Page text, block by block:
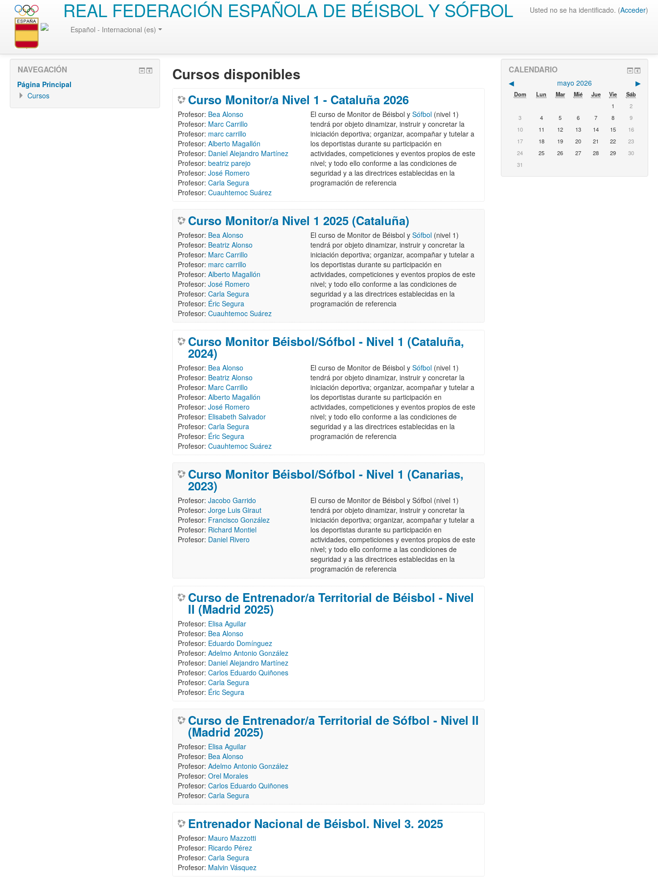
REAL FEDERACIÓN ESPAÑOLA DE BÉISBOL Y SÓFBOL Usted no se ha identificado. (Acceder)
Español - Internacional (es)
Cursos disponibles
Curso Monitor/a Nivel 1 - Cataluña 2026
El curso de Monitor de Béisbol ySófbol (nivel 1)
tendrá por objeto dinamizar, instruir y concretar la
iniciación deportiva; organizar, acompañar y tutelar a
los deportistas durante su participación en
actividades, competiciones y eventos propios de este
nivel; y todo ello conforme a las condiciones de
seguridad y a las directrices establecidas en la
programación de referencia
Profesor: Bea Alonso
Profesor: Marc Carrillo
Profesor: marc carrillo
Profesor: Alberto Magallón
Profesor: Daniel Alejandro Martínez
Profesor: beatriz parejo
Profesor: José Romero
Profesor: Carla Segura
Profesor: Cuauhtemoc Suárez
Curso Monitor/a Nivel 1 2025 (Cataluña)
El curso de Monitor de Béisbol ySófbol (nivel 1)
tendrá por objeto dinamizar, instruir y concretar la
iniciación deportiva; organizar, acompañar y tutelar a
los deportistas durante su participación en
actividades, competiciones y eventos propios de este
nivel; y todo ello conforme a las condiciones de
seguridad y a las directrices establecidas en la
programación de referencia
Profesor: Bea Alonso
Profesor: Beatriz Alonso
Profesor: Marc Carrillo
Profesor: marc carrillo
Profesor: Alberto Magallón
Profesor: José Romero
Profesor: Carla Segura
Profesor: Éric Segura
Profesor: Cuauhtemoc Suárez
Curso Monitor Béisbol/Sófbol - Nivel 1 (Cataluña,
2024)
El curso de Monitor de Béisbol ySófbol (nivel 1)
tendrá por objeto dinamizar, instruir y concretar la
iniciación deportiva; organizar, acompañar y tutelar a
los deportistas durante su participación en
actividades, competiciones y eventos propios de este
nivel; y todo ello conforme a las condiciones de
seguridad y a las directrices establecidas en la
programación de referencia
Profesor: Bea Alonso
Profesor: Beatriz Alonso
Profesor: Marc Carrillo
Profesor: Alberto Magallón
Profesor: José Romero
Profesor: Elisabeth Salvador
Profesor: Carla Segura
Profesor: Éric Segura
Profesor: Cuauhtemoc Suárez
Curso Monitor Béisbol/Sófbol - Nivel 1 (Canarias,
2023)
El curso de Monitor de Béisbol y Sófbol (nivel 1)
tendrá por objeto dinamizar, instruir y concretar la
iniciación deportiva; organizar, acompañar y tutelar a
los deportistas durante su participación en
actividades, competiciones y eventos propios de este
nivel; y todo ello conforme a las condiciones de
seguridad y a las directrices establecidas en la
programación de referencia
Profesor: Jacobo Garrido
Profesor: Jorge Luis Giraut
Profesor: Francisco González
Profesor: Richard Montiel
Profesor: Daniel Rivero
Curso de Entrenador/a Territorial de Béisbol - Nivel
II (Madrid 2025)
Profesor: Elisa Aguilar
Profesor: Bea Alonso
Profesor: Eduardo Domínguez
Profesor: Adelmo Antonio González
Profesor: Daniel Alejandro Martínez
Profesor: Carlos Eduardo Quiñones
Profesor: Carla Segura
Profesor: Éric Segura
Curso de Entrenador/a Territorial de Sófbol - Nivel II
(Madrid 2025)
Profesor: Elisa Aguilar
Profesor: Bea Alonso
Profesor: Adelmo Antonio González
Profesor: Orel Morales
Profesor: Carlos Eduardo Quiñones
Profesor: Carla Segura
Entrenador Nacional de Béisbol. Nivel 3. 2025
Profesor: Mauro Mazzotti
Profesor: Ricardo Pérez
Profesor: Carla Segura
Profesor: Malvin Vásquez
NAVEGACIÓN
Página Principal
Cursos
CALENDARIO
◀︎ mayo 2026 ▶︎
Dom Lun Mar Mié Jue Vie
Sáb
1
2
3
4 5 6 7 8
9
10
11 12 13 14 15
16
17
18 19 20 21 22
23
24
25 26 27 28 29
30
31